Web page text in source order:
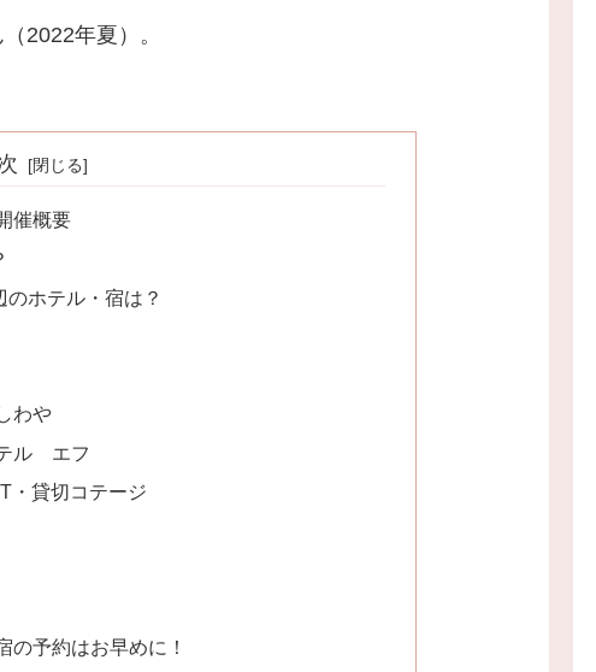
2022年夏）。
催概要
ホテル・宿は？
わや
ル エフ
・貸切コテージ
の予約はお早めに！